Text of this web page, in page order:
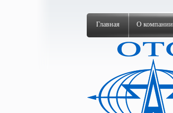
Главная О компании